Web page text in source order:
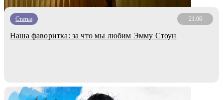
Статьи 21.06
Наша фаворитка: за что мы любим Эмму Стоун